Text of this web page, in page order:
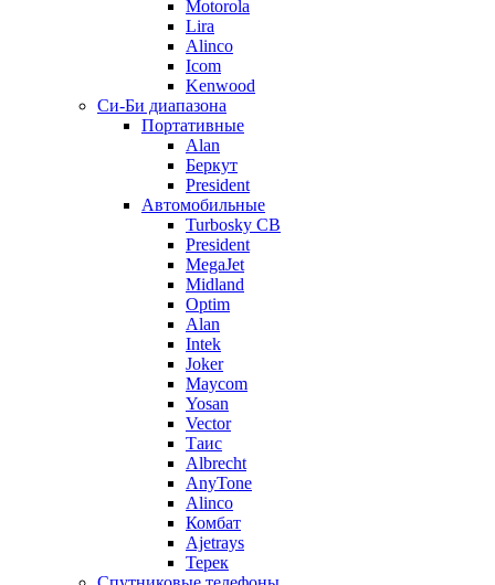
Motorola
Lira
Alinco
Icom
Kenwood
Си-Би диапазона
Портативные
Alan
Беркут
President
Автомобильные
Turbosky CB
President
MegaJet
Midland
Optim
Alan
Intek
Joker
Maycom
Yosan
Vector
Таис
Albrecht
AnyTone
Alinco
Комбат
Ajetrays
Терек